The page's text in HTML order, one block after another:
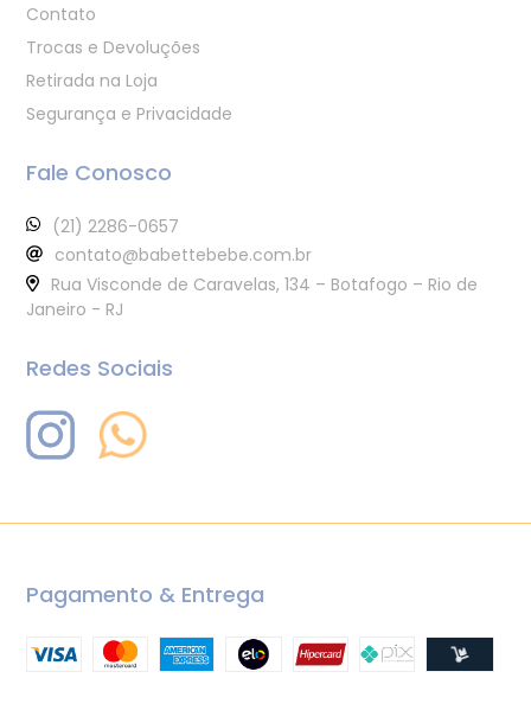
Contato
Trocas e Devoluções
Retirada na Loja
Segurança e Privacidade
Fale Conosco
(21) 2286-0657
contato@babettebebe.com.br
Rua Visconde de Caravelas, 134 – Botafogo – Rio de
Janeiro - RJ
Redes Sociais
Pagamento & Entrega